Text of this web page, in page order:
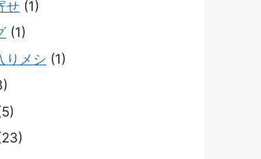
せ (1)
(1)
りメシ (1)